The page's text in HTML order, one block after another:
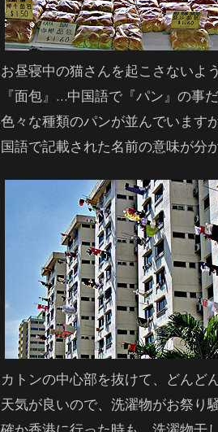
お昼寝中の猫さんを起こさないよ
『面包』…中国語で『パン』の事だ
色々な種類のパンが並んでいます
国語で記載された名前の意味が分
カトンの中心部を抜けて、どんど
天気が良いので、洗濯物がお祭り